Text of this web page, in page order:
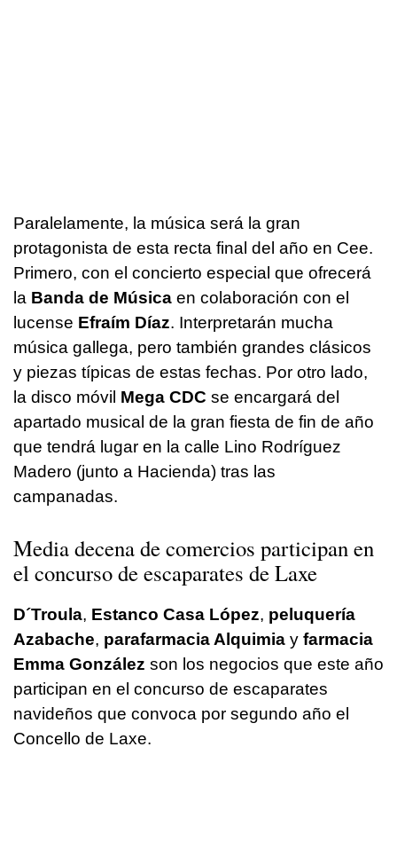
Paralelamente, la música será la gran
protagonista de esta recta final del año en Cee.
Primero, con el concierto especial que ofrecerá
la Banda de Música en colaboración con el
lucense Efraím Díaz. Interpretarán mucha
música gallega, pero también grandes clásicos
y piezas típicas de estas fechas. Por otro lado,
la disco móvil Mega CDC se encargará del
apartado musical de la gran fiesta de fin de año
que tendrá lugar en la calle Lino Rodríguez
Madero (junto a Hacienda) tras las
campanadas.
Media decena de comercios participan en
el concurso de escaparates de Laxe
D´Troula, Estanco Casa López, peluquería
Azabache, parafarmacia Alquimia y farmacia
Emma González son los negocios que este año
participan en el concurso de escaparates
navideños que convoca por segundo año el
Concello de Laxe.